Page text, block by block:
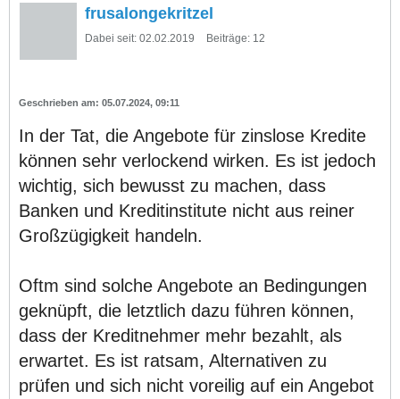
frusalongekritzel
Dabei seit: 02.02.2019 Beiträge: 12
05.07.2024, 09:11
In der Tat, die Angebote für zinslose Kredite
können sehr verlockend wirken. Es ist jedoch
wichtig, sich bewusst zu machen, dass
Banken und Kreditinstitute nicht aus reiner
Großzügigkeit handeln.
Oftm sind solche Angebote an Bedingungen
geknüpft, die letztlich dazu führen können,
dass der Kreditnehmer mehr bezahlt, als
erwartet. Es ist ratsam, Alternativen zu
prüfen und sich nicht voreilig auf ein Angebot